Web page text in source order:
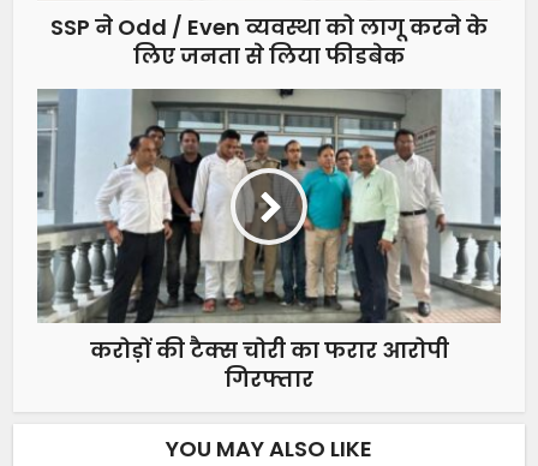
SSP ने Odd / Even व्यवस्था को लागू करने के
लिए जनता से लिया फीडबेक
करोड़ों की टैक्स चोरी का फरार आरोपी
गिरफ्तार
YOU MAY ALSO LIKE